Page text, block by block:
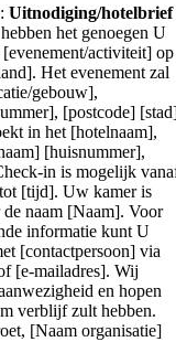
Uitnodiging/hotelbrief
het genoegen U
activiteit] op
Het evenement zal
gebouw],
[postcode]
in het [hotelnaam],
[huisnummer],
in is mogelijk
[tijd]. Uw kamer is
de naam [Naam]. Voor
informatie kunt U
[contactpersoon] via
[e-mailadres]. Wij
en hopen
verblijf zult hebben.
[Naam organisatie]